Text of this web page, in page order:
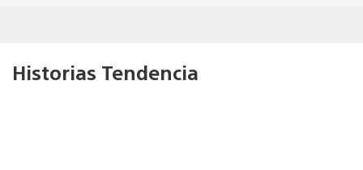
Historias Tendencia